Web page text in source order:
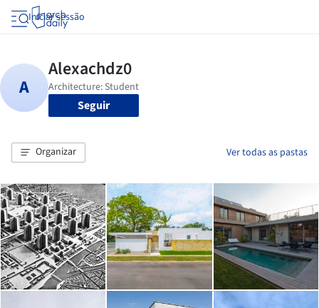
Iniciar sessão
Seguir
Organizar Ver todas as pastas